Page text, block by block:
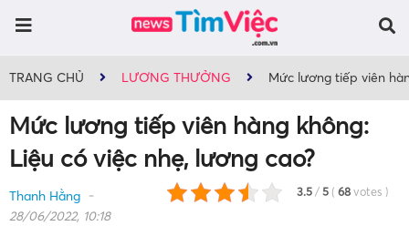
TRANG CHỦ LƯƠNG THƯỞNG Mức lương tiếp viên
Mức lương tiếp viên hàng không:
Liệu có việc nhẹ, lương cao?
3.5 / 5 ( 68 votes )
Thanh Hằng
28/06/2022, 10:18